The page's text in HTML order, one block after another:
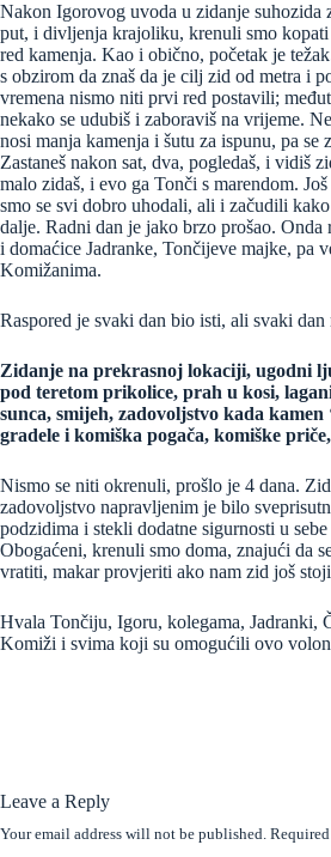
Nakon Igorovog uvoda u zidanje suhozida
put, i divljenja krajoliku, krenuli smo
red kamenja. Kao i obično, početak je
s obzirom da znaš da je cilj zid od metra i
vremena nismo niti prvi red postavili;
nekako se udubiš i zaboraviš na vrijeme.
nosi manja kamenja i šutu za ispunu, pa
Zastaneš nakon sat, dva, pogledaš, i vidiš
malo zidaš, i evo ga Tonči s marendom.
smo se svi dobro uhodali, ali i začudili
dalje. Radni dan je jako brzo prošao.
i domaćice Jadranke, Tončijeve majke, pa
Komižanima.
Raspored je svaki dan bio isti, ali svaki
Zidanje na prekrasnoj lokaciji, ugodni
pod teretom prikolice, prah u kosi,
sunca, smijeh, zadovoljstvo kada kamen
gradele i komiška pogača, komiške
Nismo se niti okrenuli, prošlo je 4 dana.
zadovoljstvo napravljenim je bilo
podzidima i stekli dodatne sigurnosti u
Obogaćeni, krenuli smo doma, znajući da
vratiti, makar provjeriti ako nam zid još
Hvala Tončiju, Igoru, kolegama, Jadranki,
Komiži i svima koji su omogućili ovo
Leave a Reply
Your email address will not be published.